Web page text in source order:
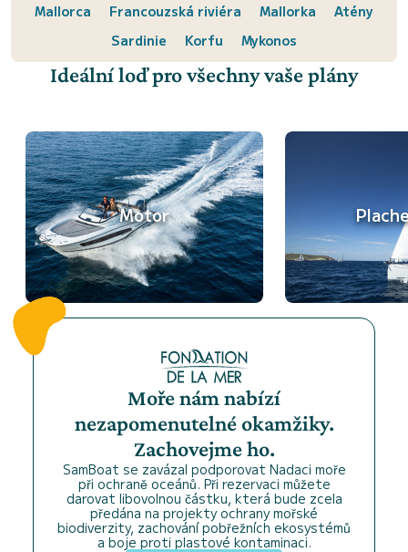
Mallorca
Francouzská riviéra Mallorka
Atény
Sardinie
Korfu Mykonos
Ideální loď pro všechny vaše plány
Motor
Moře nám nabízí
nezapomenutelné okamžiky.
Zachovejme ho.
SamBoat se zavázal podporovat Nadaci moře
při ochraně oceánů. Při rezervaci můžete
darovat libovolnou částku, která bude zcela
předána na projekty ochrany mořské
biodiverzity, zachování pobřežních ekosystémů
a boje proti plastové kontaminaci.